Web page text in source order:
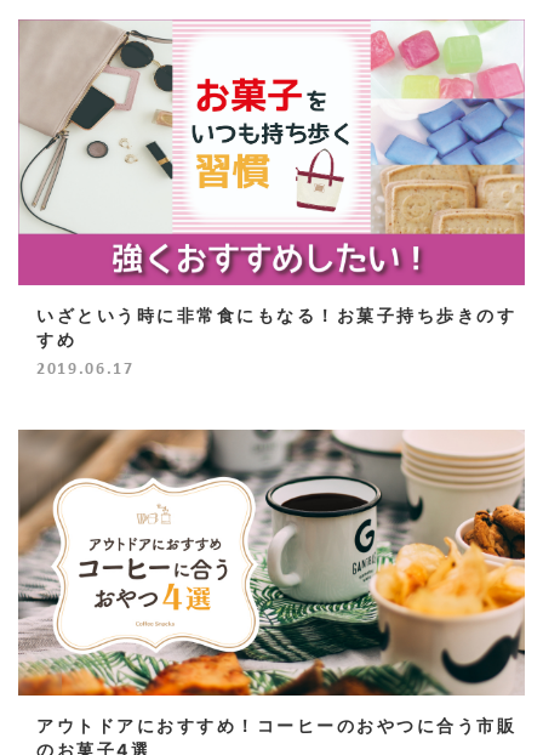
いざという時に非常食にもなる！お菓子持ち歩きのす
すめ
2019.06.17
アウトドアにおすすめ！コーヒーのおやつに合う市販
のお菓子4選